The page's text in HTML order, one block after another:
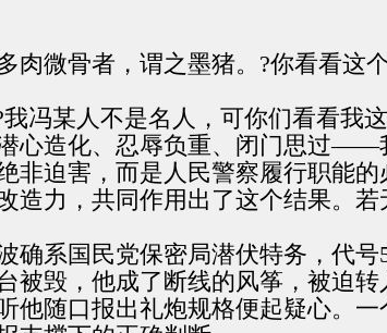
微骨者，谓之墨猪。?你看看这
冯某人不是名人，可你们看看我
心造化、忍辱负重、闭门思过——
迫害，而是人民警察履行职能
造力，共同作用出了这个结果。
确系国民党保密局潜伏特务，代
被毁，他成了断线的风筝，被迫
他随口报出礼炮规格便起疑心。